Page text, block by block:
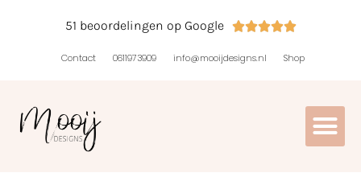
51 beoordelingen op Google 
Contact 0611973909 info@mooijdesigns.nl Shop